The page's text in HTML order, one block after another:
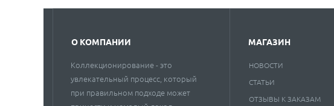
О КОМПАНИИ
Коллекционирование - это
увлекательный процесс, который
при правильном подходе может
МАГАЗИН
НОВОСТИ
СТАТЬИ
ОТЗЫВЫ К ЗАКАЗАМ